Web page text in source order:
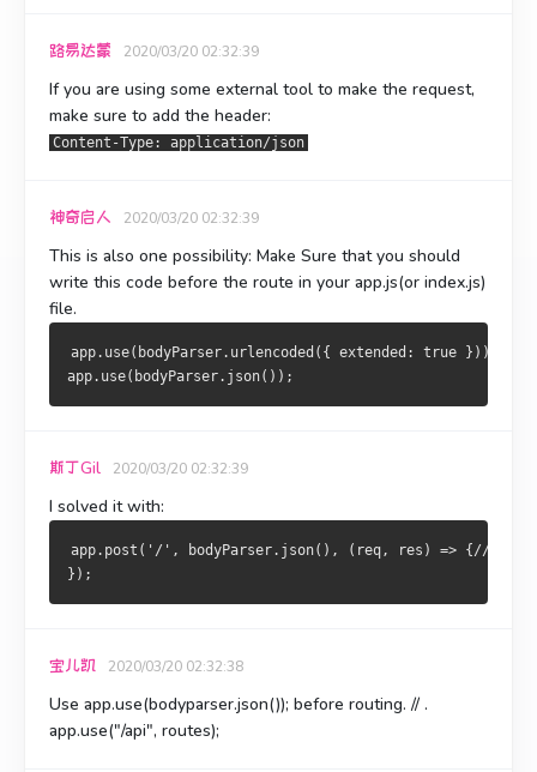
路易达蒙 2020/03/20 02:32:39
If you are using some external tool to make the request,
make sure to add the header:
Content-Type: application/json
神奇启人 2020/03/20 02:32:39
This is also one possibility: Make Sure that you should
write this code before the route in your app.js(or index.js)
file.
app.use(bodyParser.urlencoded({ extended: true }));
app.use(bodyParser.json());
斯丁Gil 2020/03/20 02:32:39
I solved it with:
app.post('/', bodyParser.json(), (req, res) => {//we have
});
宝儿凯 2020/03/20 02:32:38
Use app.use(bodyparser.json()); before routing. // .
app.use("/api", routes);